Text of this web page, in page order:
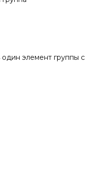
один элемент группы с